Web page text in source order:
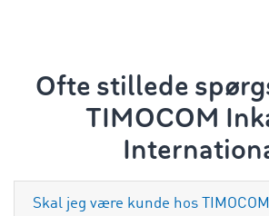
Ofte stillede
TIMOCOM
Skal jeg være kunde hos